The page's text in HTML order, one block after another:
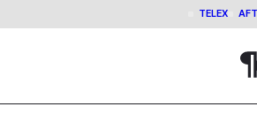
TELEX